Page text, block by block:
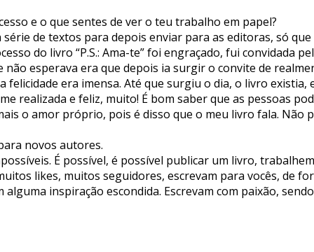
e o que sentes de ver o teu trabalho em papel?
de textos para depois enviar para as editoras, só
do livro “P.S.: Ama-te” foi engraçado, fui convidada
esperava era que depois ia surgir o convite de
era imensa. Até que surgiu o dia, o livro
realizada e feliz, muito! É bom saber que as pessoas
o amor próprio, pois é disso que o meu livro fala.
novos autores.
É possível, é possível publicar um livro,
likes, muitos seguidores, escrevam para vocês, de
inspiração escondida. Escrevam com paixão,